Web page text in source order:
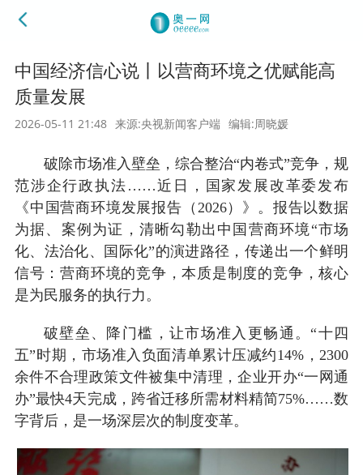
中国经济信心说丨以营商环境之优赋能高
质量发展
2026-05-11 21:48 来源:央视新闻客户端 编辑:周晓媛
破除市场准入壁垒，综合整治“内卷式”竞争，规
范涉企行政执法……近日，国家发展改革委发布
《中国营商环境发展报告（2026）》。报告以数据
为据、案例为证，清晰勾勒出中国营商环境“市场
化、法治化、国际化”的演进路径，传递出一个鲜明
信号：营商环境的竞争，本质是制度的竞争，核心
是为民服务的执行力。
破壁垒、降门槛，让市场准入更畅通。“十四
五”时期，市场准入负面清单累计压减约14%，2300
余件不合理政策文件被集中清理，企业开办“一网通
办”最快4天完成，跨省迁移所需材料精简75%……数
字背后，是一场深层次的制度变革。